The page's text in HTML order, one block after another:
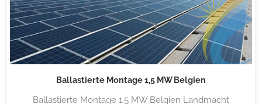
Ballastierte Montage 1,5 MW Belgien
Ballastierte Montage 1,5 MW Belgien Landmacht